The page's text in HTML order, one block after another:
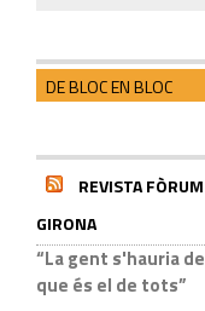
DE BLOC EN BLOC
REVISTA
GIRONA
“La gent s'hauria
que és el de tots”